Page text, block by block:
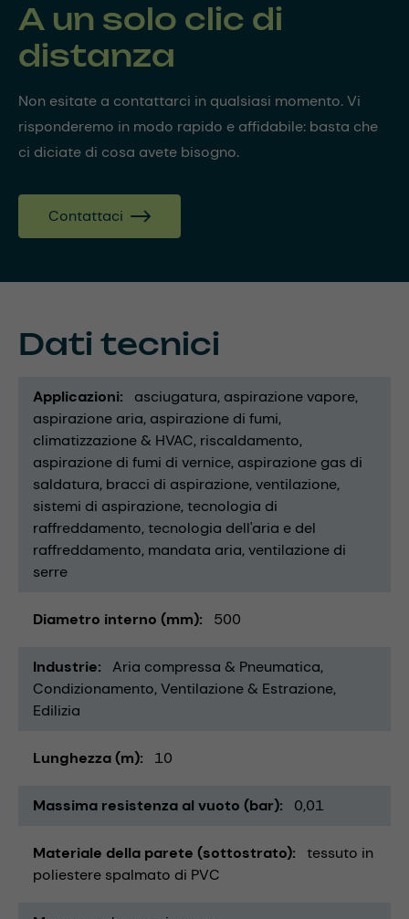
A un solo clic di
distanza
Non esitate a contattarci in qualsiasi momento. Vi
risponderemo in modo rapido e affidabile: basta che
ci diciate di cosa avete bisogno.
Contattaci
Dati tecnici
Applicazioni asciugatura aspirazione vapore
aspirazione aria aspirazione di fumi
climatizzazione & HVAC riscaldamento
aspirazione di fumi di vernice aspirazione gas di
saldatura bracci di aspirazione ventilazione
sistemi di aspirazione tecnologia di
raffreddamento tecnologia dell'aria e del
raffreddamento mandata aria ventilazione di
serre
Diametro interno (mm) 500
Industrie
Aria compressa & Pneumatica
Condizionamento, Ventilazione & Estrazione
Edilizia
Lunghezza (m) 10
Massima resistenza al vuoto (bar) 0,01
Materiale della parete (sottostrato)
tessuto in
poliestere spalmato di PVC